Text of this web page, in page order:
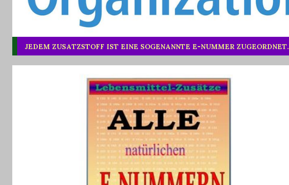
JEDEM ZUSATZSTOFF IST EINE SOGENANNTE E-NUMMER ZUGEORDNET.